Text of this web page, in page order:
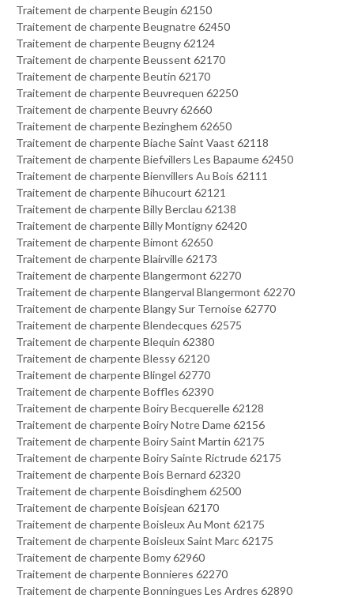
Traitement de charpente Beugin 62150
Traitement de charpente Beugnatre 62450
Traitement de charpente Beugny 62124
Traitement de charpente Beussent 62170
Traitement de charpente Beutin 62170
Traitement de charpente Beuvrequen 62250
Traitement de charpente Beuvry 62660
Traitement de charpente Bezinghem 62650
Traitement de charpente Biache Saint Vaast 62118
Traitement de charpente Biefvillers Les Bapaume 62450
Traitement de charpente Bienvillers Au Bois 62111
Traitement de charpente Bihucourt 62121
Traitement de charpente Billy Berclau 62138
Traitement de charpente Billy Montigny 62420
Traitement de charpente Bimont 62650
Traitement de charpente Blairville 62173
Traitement de charpente Blangermont 62270
Traitement de charpente Blangerval Blangermont 62270
Traitement de charpente Blangy Sur Ternoise 62770
Traitement de charpente Blendecques 62575
Traitement de charpente Blequin 62380
Traitement de charpente Blessy 62120
Traitement de charpente Blingel 62770
Traitement de charpente Boffles 62390
Traitement de charpente Boiry Becquerelle 62128
Traitement de charpente Boiry Notre Dame 62156
Traitement de charpente Boiry Saint Martin 62175
Traitement de charpente Boiry Sainte Rictrude 62175
Traitement de charpente Bois Bernard 62320
Traitement de charpente Boisdinghem 62500
Traitement de charpente Boisjean 62170
Traitement de charpente Boisleux Au Mont 62175
Traitement de charpente Boisleux Saint Marc 62175
Traitement de charpente Bomy 62960
Traitement de charpente Bonnieres 62270
Traitement de charpente Bonningues Les Ardres 62890